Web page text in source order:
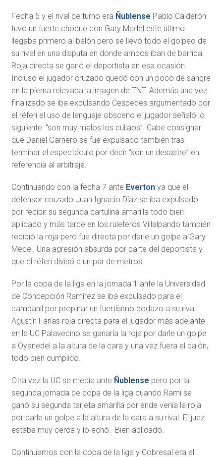
Fecha 5 y el rival de turno era Ñublense Pablo Calderón
tuvo un fuerte choque con Gary Medel este último
llegaba primero al balón pero se llevó todo el golpeo de
su rival en una disputa en donde ambos iban de barrida.
Roja directa se ganó el deportista en esa ocasión.
Incluso el jugador cruzado quedó con un poco de sangre
en la pierna relevaba la imagen de TNT. Además una vez
finalizado se iba expulsando Cespedes argumentado por
el réferi el uso de lenguaje obsceno el jugador señaló lo
siguiente: “son muy malos los culiaos”. Cabe consignar
que Daniel Garnero se fue expulsado también tras
terminar el espectáculo por decir “son un desastre” en
referencia al arbitraje.
Continuando con la fecha 7 ante Everton ya que el
defensor cruzado Juan Ignacio Díaz se iba expulsado
por recibir su segunda cartulina amarilla todo bien
aplicado y más tarde en los ruleteros Villalpando también
recibió la roja pero fue directa por darle un golpe a Gary
Medel. Una agresión absurda por parte del deportista y
que el réferi divisó a un par de metros.
Por la copa de la liga en la jornada 1 ante la Universidad
de Concepción Ramírez se iba expulsado para el
campanil por propinar un fuertísimo codazo a su rival
Agustín Farías roja directa para el jugador más adelante
en la UC Palavecino se ganaría la roja por darle un golpe
a Oyanedel a la altura de la cara y una vez fuera el balón,
todo bien cumplido.
Otra vez la UC se medía ante Ñublense pero por la
segunda jornada de copa de la liga cuando Rami se
ganó su segunda tarjeta amarilla por ende venía la roja
por darle un golpe a la altura de la cara a su rival. El juez
estaba muy cerca y lo echó. Bien aplicado.
Continuamos con la copa de la liga y Cobresal era el